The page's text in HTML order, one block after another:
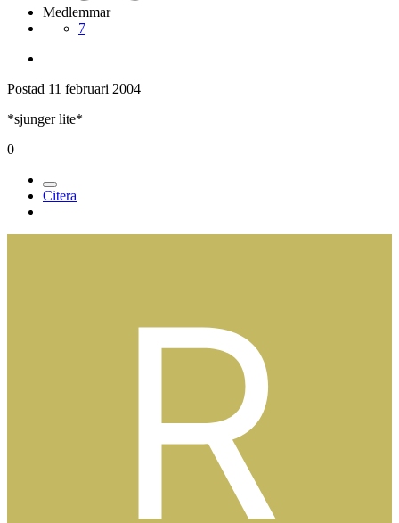
Medlemmar
7
Postad 11 februari 2004
*sjunger lite*
0
Citera